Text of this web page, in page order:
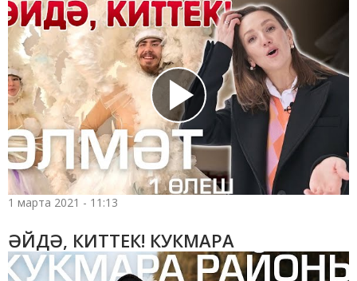
1 марта 2021 - 11:13
ӘЙДӘ, КИТТЕК! КУКМАРА